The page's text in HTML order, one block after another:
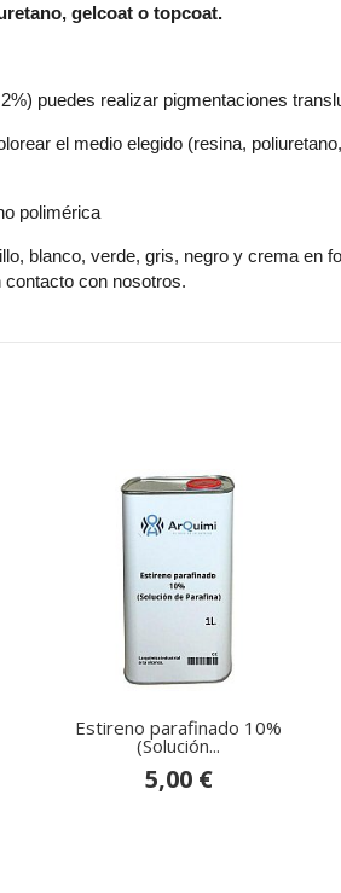
gelcoat o topcoat.
puedes realizar pigmentaciones
el medio elegido (resina,
polimérica
blanco, verde, gris, negro y crema en
con nosotros.
Estireno parafinado 10%
(Solución...
5,00 €